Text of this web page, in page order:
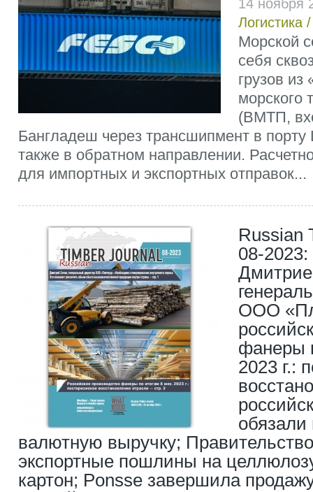
14
Логистика
Морской
себя
грузов из
морского
(ВМТП,
Бангладеш через трансшипмент в
также в обратном направлении.
для импортных и экспортных отправок...
Russian
08-
ООО
фанеры
2023 г.:
обязали
валютную выручку;
экспортные пошлины на
картон; Ponsse завершила